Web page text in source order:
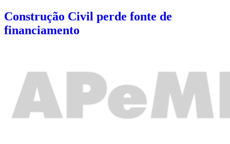
Construção Civil perde fonte de
financiamento